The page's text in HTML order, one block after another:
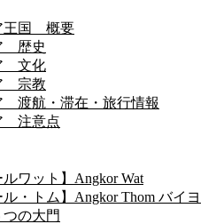
王国 概要
歴史
文化
宗教
渡航・滞在・旅行情報
注意点
ルワット】Angkor Wat
ル・トム】Angkor Thom バイヨ
の大門